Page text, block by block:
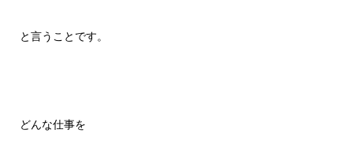
と言うことです。
どんな仕事を